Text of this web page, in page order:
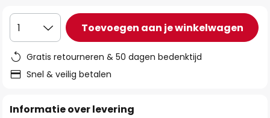
gallerij
1 Toevoegen aan je winkelwagen
Gratis retourneren & 50 dagen bedenktijd
Snel & veilig betalen
Informatie over levering